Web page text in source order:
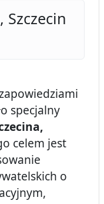
Szczecin
specjalny
celem jest
o